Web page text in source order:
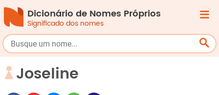
Dicionário de Nomes Próprios
Significado dos nomes
Joseline